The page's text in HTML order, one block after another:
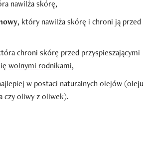
nawilża skórę,
, który nawilża skórę i chroni ją przed
chroni skórę przed przyspieszającymi
wolnymi rodnikami,
w postaci naturalnych olejów (oleju
czy oliwy z oliwek).